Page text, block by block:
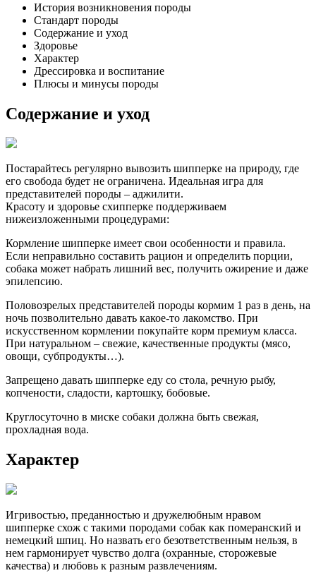
История возникновения породы
Стандарт породы
Содержание и уход
Здоровье
Характер
Дрессировка и воспитание
Плюсы и минусы породы
Содержание и уход
Постарайтесь регулярно вывозить шипперке на природу, где
его свобода будет не ограничена. Идеальная игра для
представителей породы – аджилити.
Красоту и здоровье схипперке поддерживаем
нижеизложенными процедурами:
Кормление шипперке имеет свои особенности и правила.
Если неправильно составить рацион и определить порции,
собака может набрать лишний вес, получить ожирение и даже
эпилепсию.
Половозрелых представителей породы кормим 1 раз в день, на
ночь позволительно давать какое-то лакомство. При
искусственном кормлении покупайте корм премиум класса.
При натуральном – свежие, качественные продукты (мясо,
овощи, субпродукты…).
Запрещено давать шипперке еду со стола, речную рыбу,
копчености, сладости, картошку, бобовые.
Круглосуточно в миске собаки должна быть свежая,
прохладная вода.
Характер
Игривостью, преданностью и дружелюбным нравом
шипперке схож с такими породами собак как померанский и
немецкий шпиц. Но назвать его безответственным нельзя, в
нем гармонирует чувство долга (охранные, сторожевые
качества) и любовь к разным развлечениям.